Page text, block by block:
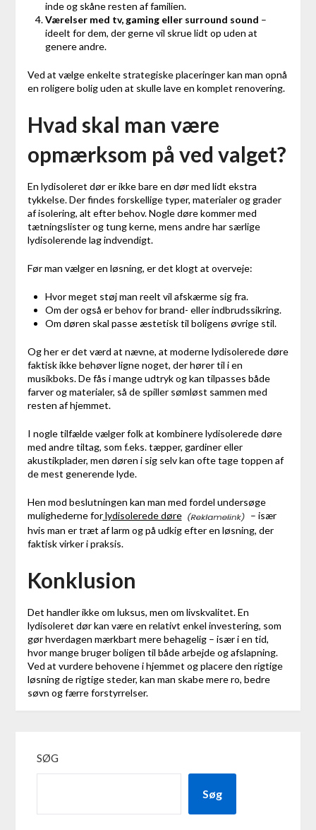
inde og skåne resten af familien.
Værelser med tv, gaming eller surround sound –
ideelt for dem, der gerne vil skrue lidt op uden at
genere andre.
Ved at vælge enkelte strategiske placeringer kan man opnå
en roligere bolig uden at skulle lave en komplet renovering.
Hvad skal man være
opmærksom på ved valget?
En lydisoleret dør er ikke bare en dør med lidt ekstra
tykkelse. Der findes forskellige typer, materialer og grader
af isolering, alt efter behov. Nogle døre kommer med
tætningslister og tung kerne, mens andre har særlige
lydisolerende lag indvendigt.
Før man vælger en løsning, er det klogt at overveje:
Hvor meget støj man reelt vil afskærme sig fra.
Om der også er behov for brand- eller indbrudssikring.
Om døren skal passe æstetisk til boligens øvrige stil.
Og her er det værd at nævne, at moderne lydisolerede døre
faktisk ikke behøver ligne noget, der hører til i en
musikboks. De fås i mange udtryk og kan tilpasses både
farver og materialer, så de spiller sømløst sammen med
resten af hjemmet.
I nogle tilfælde vælger folk at kombinere lydisolerede døre
med andre tiltag, som f.eks. tæpper, gardiner eller
akustikplader, men døren i sig selv kan ofte tage toppen af
de mest generende lyde.
Hen mod beslutningen kan man med fordel undersøge
mulighederne forlydisolerede døre
– især
hvis man er træt af larm og på udkig efter en løsning, der
faktisk virker i praksis.
Konklusion
Det handler ikke om luksus, men om livskvalitet. En
lydisoleret dør kan være en relativt enkel investering, som
gør hverdagen mærkbart mere behagelig – især i en tid,
hvor mange bruger boligen til både arbejde og afslapning.
Ved at vurdere behovene i hjemmet og placere den rigtige
løsning de rigtige steder, kan man skabe mere ro, bedre
søvn og færre forstyrrelser.
SØG
Søg